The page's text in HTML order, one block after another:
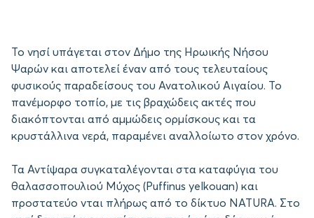
Το νησί υπάγεται στον Δήμο της Ηρωικής Νήσου
Ψαρών και αποτελεί έναν από τους τελευταίους
φυσικούς παραδείσους του Ανατολικού Αιγαίου. Το
πανέμορφο τοπίο, με τις βραχώδεις ακτές που
διακόπτονται από αμμώδεις ορμίσκους και τα
κρυστάλλινα νερά, παραμένει αναλλοίωτο στον χρόνο.
Τα Αντίψαρα συγκαταλέγονται στα καταφύγια του
θαλασσοπουλιού Μύχος (Puffinus yelkouan) και
προστατεύο νται πλήρως από το δίκτυο NATURA. Στο